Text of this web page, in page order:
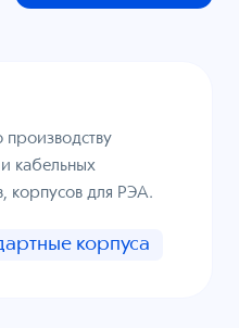
кабельных
корпусов для РЭА.
корпуса